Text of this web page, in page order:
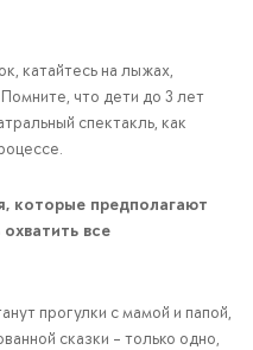
катайтесь на лыжах,
что дети до 3 лет
спектакль, как
которые предполагают
все
прогулки с мамой и папой,
сказки – только одно,